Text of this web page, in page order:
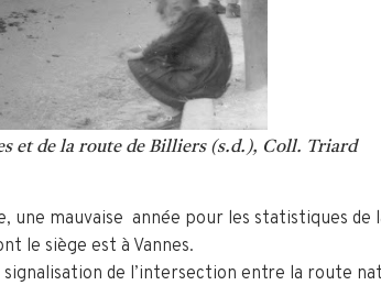
et de la route de Billiers (s.d.), Coll. Triard
une mauvaise année pour les statistiques
le siège est à Vannes.
de l’intersection entre la route